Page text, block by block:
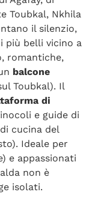
Toubkal, Nkhila
il silenzio,
più belli vicino a
romantiche,
balcone
Toubkal). Il
di
e guide di
cucina del
Ideale per
e appassionati
non è
isolati.